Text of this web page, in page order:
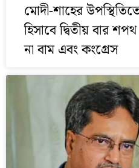
মোদী-শাহের উপস্থিতিতে
হিসাবে দ্বিতীয় বার
না বাম এবং কংগ্রেস